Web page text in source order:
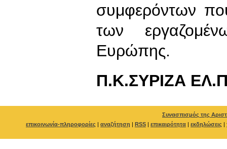
συμφερόντων
των
Π.Κ.ΣΥΡΙΖΑ
Συνασπισμός της
επικοινωνία-πληροφορίες | αναζήτηση | RSS | επικαιρότητα | εκδηλώσεις |